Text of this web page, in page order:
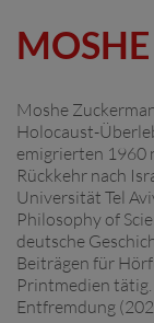
Moshe
Holocaust-
emigrierten 1960
Rückkehr nach
Universität Tel
Philosophy of
deutsche
Beiträgen für
Printmedien
Entfremdung